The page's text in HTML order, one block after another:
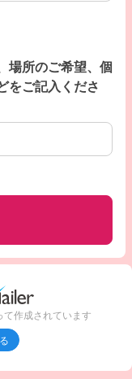
場所のご希望、個
をご記入くださ
場所のご希望、個
て作成されています